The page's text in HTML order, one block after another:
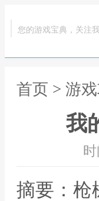
您的游戏宝典，关注我
首页 > 游
我
摘要：枪